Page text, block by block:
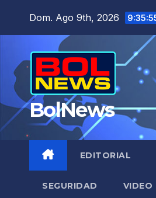
Dom. Ago 9th, 2026
BolNews
EDITORIAL
SEGURIDAD VIDEO